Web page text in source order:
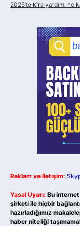
2025’te kira yardımı ne
Reklam ve İletişim:
Yasal Uyarı: Bu
şirketi ile hiçbir
hazırladığımız
haber niteliği